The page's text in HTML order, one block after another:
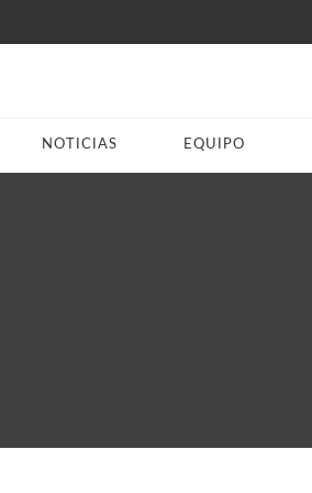
NOTICIAS EQUIPO